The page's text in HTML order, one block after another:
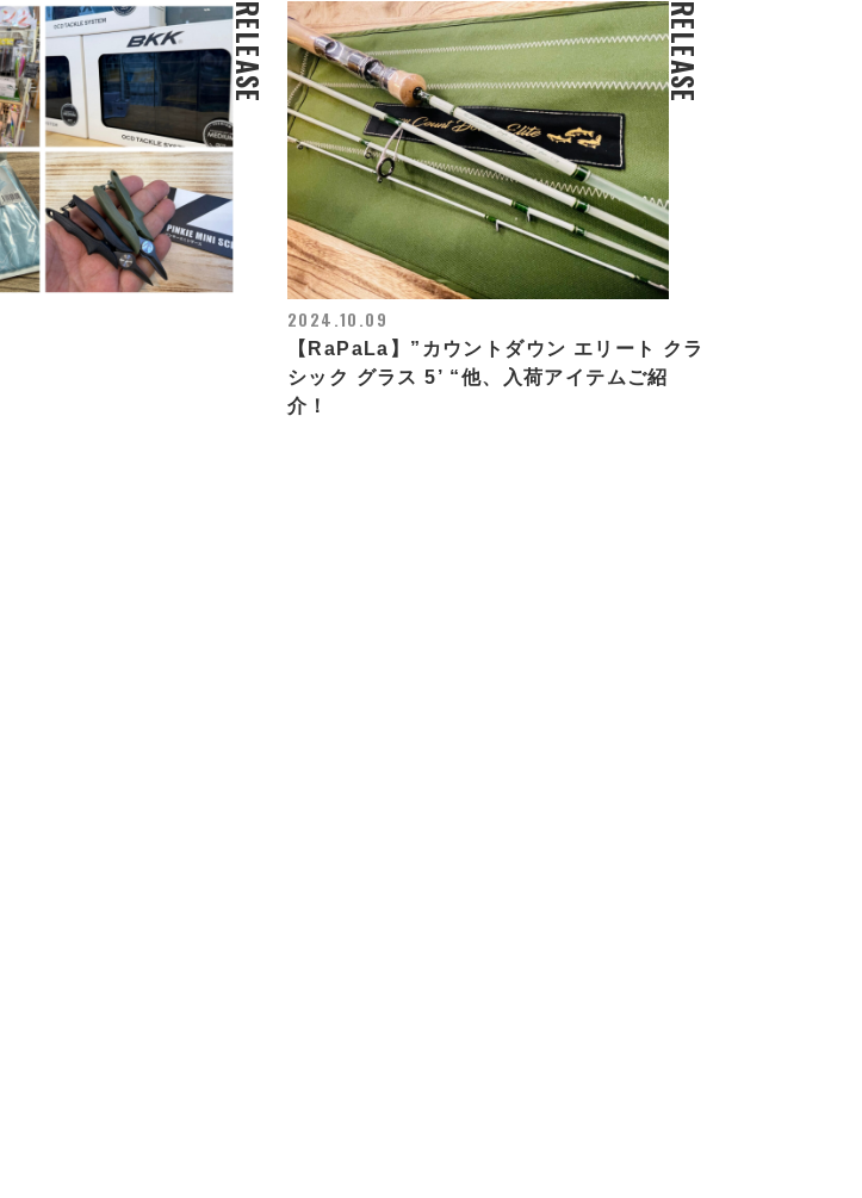
RELEASE RELEASE
2024.10.09
【RaPaLa】”カウントダウン エリート クラ
シック グラス 5’ “他、入荷アイテムご紹
介！